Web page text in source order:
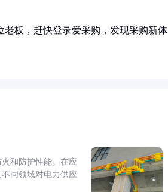
板，赶快登录爱采购，发现采购新体
和防护性能。在应
同领域对电力供应